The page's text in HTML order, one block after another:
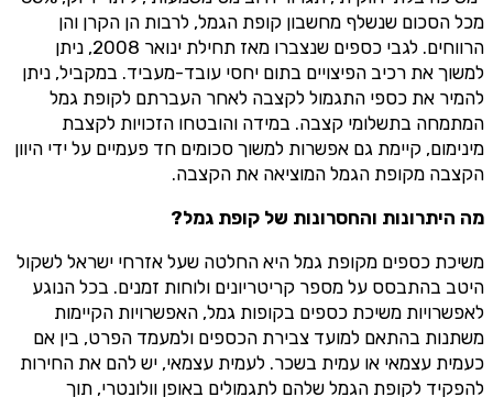
מכל הסכום שנשלף מחשבון קופת הגמל, לרבות הן הקרן והן
הרווחים. לגבי כספים שנצברו מאז תחילת ינואר 2008, ניתן
למשוך את רכיב הפיצויים בתום יחסי עובד-מעביד. במקביל, ניתן
להמיר את כספי התגמול לקצבה לאחר העברתם לקופת גמל
המתמחה בתשלומי קצבה. במידה והובטחו הזכויות לקצבת
מינימום, קיימת גם אפשרות למשוך סכומים חד פעמיים על ידי היוון
הקצבה מקופת הגמל המוציאה את הקצבה.
מה היתרונות והחסרונות של קופת גמל?
משיכת כספים מקופת גמל היא החלטה שעל אזרחי ישראל לשקול
היטב בהתבסס על מספר קריטריונים ולוחות זמנים. בכל הנוגע
לאפשרויות משיכת כספים בקופות גמל, האפשרויות הקיימות
משתנות בהתאם למועד צבירת הכספים ולמעמד הפרט, בין אם
כעמית עצמאי או עמית בשכר. לעמית עצמאי, יש להם את החירות
להפקיד לקופת הגמל שלהם לתגמולים באופן וולונטרי, תוך